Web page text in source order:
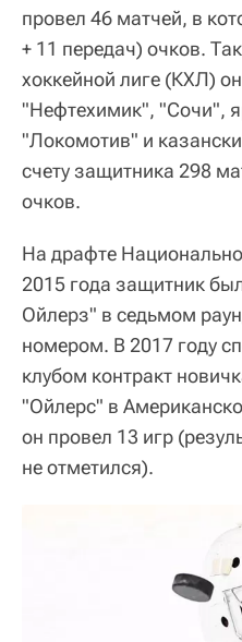
провел 46 матчей, в
+ 11 передач) очков.
хоккейной лиге (КХЛ)
"Нефтехимик", "Сочи",
"Локомотив" и
счету защитника 298
очков.
На драфте
2015 года защитник
Ойлерз" в седьмом
номером. В 2017 году
клубом контракт
"Ойлерс" в
он провел 13 игр
не отметился).